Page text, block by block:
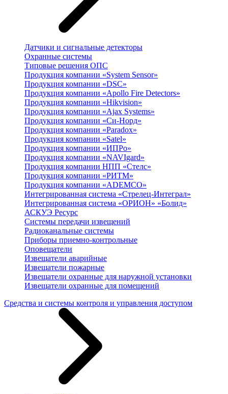
Датчики и сигнальные детекторы
Охранные системы
Типовые решения ОПС
Продукция компании «System Sensor»
Продукция компании «DSC»
Продукция компании «Apollo Fire Detectors»
Продукция компании «Hikvision»
Продукция компании «Ajax Systems»
Продукция компании «Си-Норд»
Продукция компании «Paradox»
Продукция компании «Satel»
Продукция компании «ИПРо»
Продукция компании «NAVIgard»
Продукция компании НПП «Стелс»
Продукция компании «РИТМ»
Продукция компании «ADEMCO»
Интегрированная система «Стрелец-Интеграл»
Интегрированная система «ОРИОН» «Болид»
АСКУЭ Ресурс
Системы передачи извещений
Радиоканальные системы
Приборы приемно-контрольные
Оповещатели
Извещатели аварийные
Извещатели пожарные
Извещатели охранные для наружной установки
Извещатели охранные для помещений
Средства и системы контроля и управления доступом